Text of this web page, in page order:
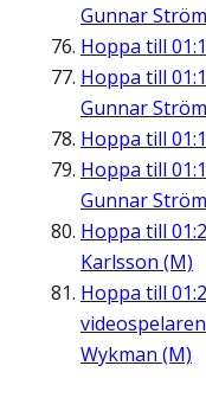
Gunnar
Hoppa till
Hoppa till
Gunnar
Hoppa till
Hoppa till
Gunnar
Hoppa till
Karlsson (M)
Hoppa till
videospelaren
Wykman (M)